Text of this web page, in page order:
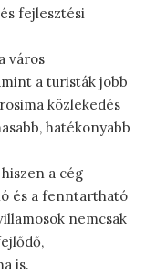
fejlesztési
város
a turisták jobb
közlekedés
hatékonyabb
a cég
és a fenntartható
nemcsak
is.